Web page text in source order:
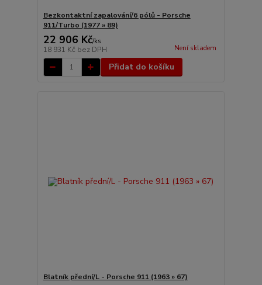
Bezkontaktní zapalování/6 pólů - Porsche
911/Turbo (1977 » 89)
22 906 Kč/ks
18 931 Kč bez DPH Není skladem
Přidat do košíku
Blatník přední/L - Porsche 911 (1963 » 67)